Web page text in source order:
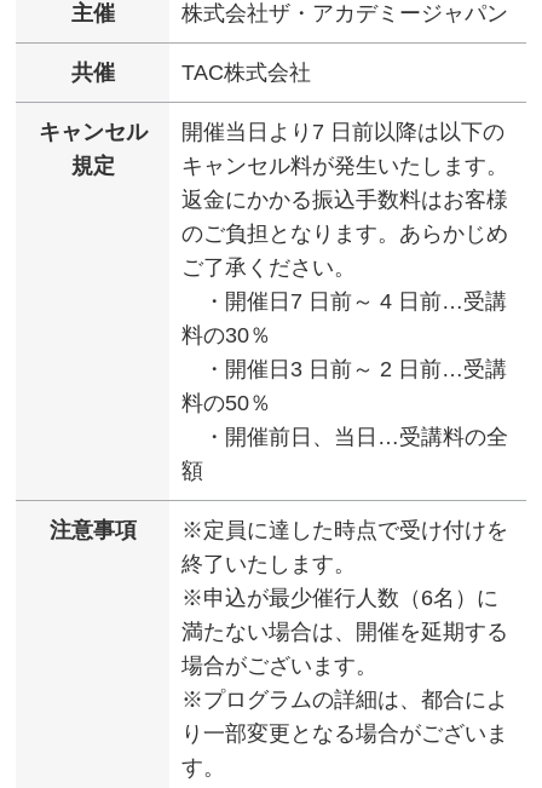
主催 株式会社ザ・アカデミージャパン
共催 TAC株式会社
キャンセル
規定
開催当日より7 日前以降は以下の
キャンセル料が発生いたします。
返金にかかる振込手数料はお客様
のご負担となります。あらかじめ
ご了承ください。
・開催日7 日前～ 4 日前…受講
料の30％
・開催日3 日前～ 2 日前…受講
料の50％
・開催前日、当日…受講料の全
額
注意事項
※定員に達した時点で受け付けを
終了いたします。
※申込が最少催行人数（6名）に
満たない場合は、開催を延期する
場合がございます。
※プログラムの詳細は、都合によ
り一部変更となる場合がございま
す。